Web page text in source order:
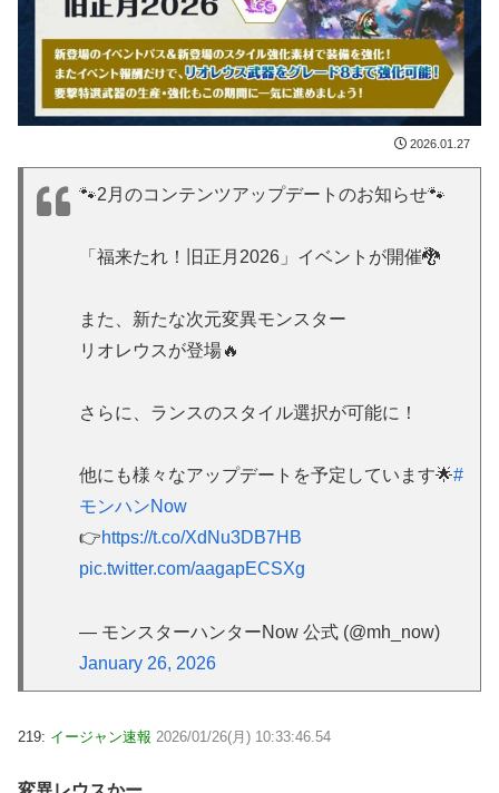
2026.01.27
🐾2月のコンテンツアップデートのお知らせ🐾
「福来たれ！旧正月2026」イベントが開催🐉
また、新たな次元変異モンスター
リオレウスが登場🔥
さらに、ランスのスタイル選択が可能に！
他にも様々なアップデートを予定しています🌟#
モンハンNow
👉https://t.co/XdNu3DB7HB
pic.twitter.com/aagapECSXg
— モンスターハンターNow 公式 (@mh_now)
January 26, 2026
219: イージャン速報 2026/01/26(月) 10:33:46.54